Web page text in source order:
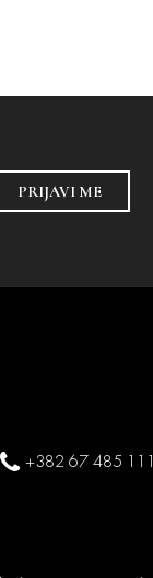
PRIJAVI ME
+382 67 485 111